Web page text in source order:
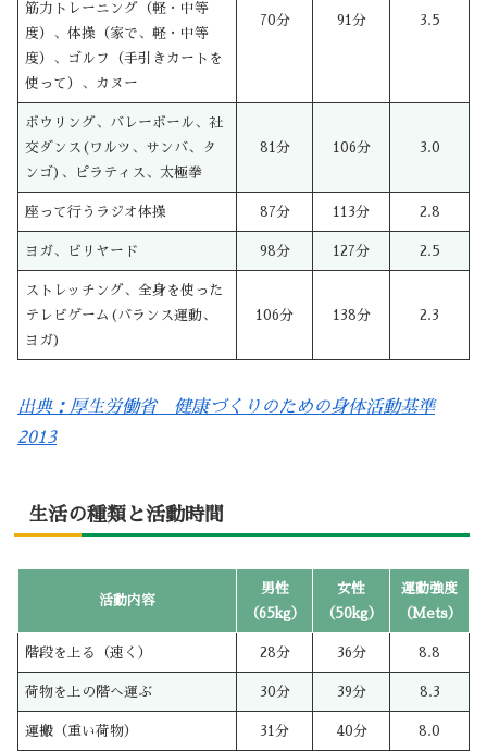
筋力トレーニング（軽・中等
度）、体操（家で、軽・中等
度）、ゴルフ（手引きカートを
使って）、カヌー
70分 91分 3.5
ボウリング、バレーボール、社
交ダンス(ワルツ、サンバ、タ
ンゴ)、ピラティス、太極拳
81分 106分 3.0
座って行うラジオ体操 87分 113分 2.8
ヨガ、ビリヤード 98分 127分 2.5
ストレッチング、全身を使った
テレビゲーム(バランス運動、
ヨガ)
106分 138分 2.3
出典：厚生労働省 健康づくりのための身体活動基準
2013
生活の種類と活動時間
活動内容
男性
（65kg）
女性
（50kg）
運動強度
（Mets）
階段を上る（速く） 28分 36分 8.8
荷物を上の階へ運ぶ 30分 39分 8.3
運搬（重い荷物） 31分 40分 8.0